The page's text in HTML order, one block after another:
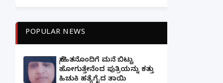
POPULAR NEWS
ಸ್ನೇಹಿತನೊಂದಿಗೆ ಮನೆ ಬಿಟ್ಟು
ಹೋಗುತ್ತೇನೆಂದ ಪುತ್ರಿಯನ್ನು ಕತ್ತು
ಹಿಚುಕಿ ಹತ್ಯೆಗೈದ ತಾಯಿ